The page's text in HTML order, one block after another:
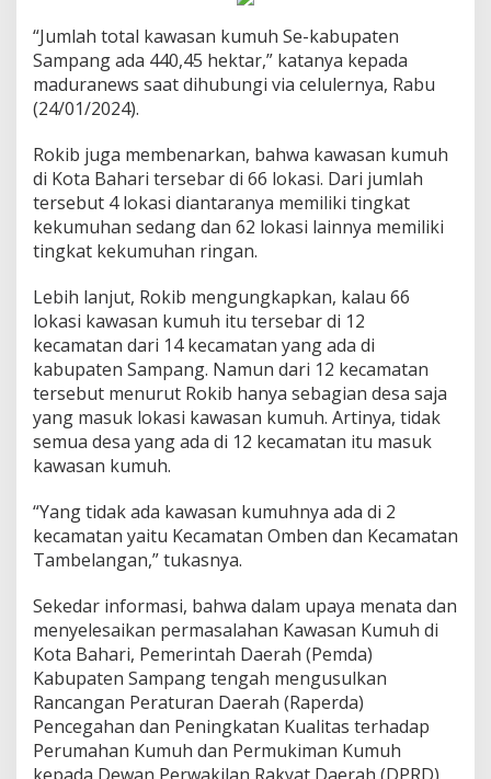
“Jumlah total kawasan kumuh Se-kabupaten
Sampang ada 440,45 hektar,” katanya kepada
maduranews saat dihubungi via celulernya, Rabu
(24/01/2024).
Rokib juga membenarkan, bahwa kawasan kumuh
di Kota Bahari tersebar di 66 lokasi. Dari jumlah
tersebut 4 lokasi diantaranya memiliki tingkat
kekumuhan sedang dan 62 lokasi lainnya memiliki
tingkat kekumuhan ringan.
Lebih lanjut, Rokib mengungkapkan, kalau 66
lokasi kawasan kumuh itu tersebar di 12
kecamatan dari 14 kecamatan yang ada di
kabupaten Sampang. Namun dari 12 kecamatan
tersebut menurut Rokib hanya sebagian desa saja
yang masuk lokasi kawasan kumuh. Artinya, tidak
semua desa yang ada di 12 kecamatan itu masuk
kawasan kumuh.
“Yang tidak ada kawasan kumuhnya ada di 2
kecamatan yaitu Kecamatan Omben dan Kecamatan
Tambelangan,” tukasnya.
Sekedar informasi, bahwa dalam upaya menata dan
menyelesaikan permasalahan Kawasan Kumuh di
Kota Bahari, Pemerintah Daerah (Pemda)
Kabupaten Sampang tengah mengusulkan
Rancangan Peraturan Daerah (Raperda)
Pencegahan dan Peningkatan Kualitas terhadap
Perumahan Kumuh dan Permukiman Kumuh
kepada Dewan Perwakilan Rakyat Daerah (DPRD)